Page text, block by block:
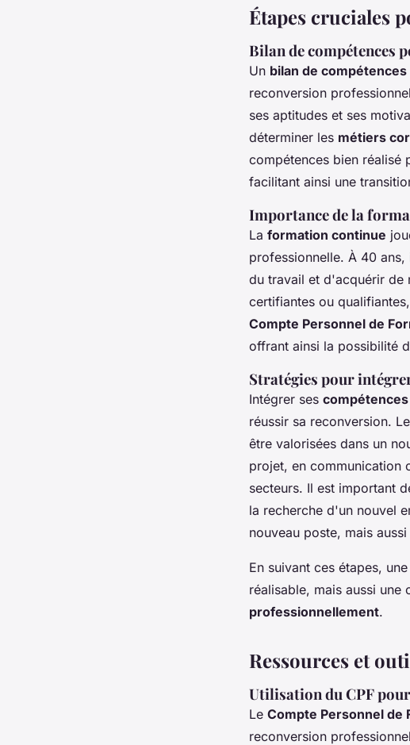
Étapes cruciales
Bilan de compétences
Un bilan de compétences
reconversion
ses aptitudes et ses
déterminer les métiers
compétences bien réalisé
facilitant ainsi une
Importance de la
La formation continue
professionnelle. À 40
du travail et d'acquérir de
certifiantes ou
Compte Personnel de
offrant ainsi la possibilité
Stratégies pour
Intégrer ses
réussir sa reconversion.
être valorisées dans un
projet, en communication
secteurs. Il est important
la recherche d'un nouvel
nouveau poste, mais
En suivant ces étapes,
réalisable, mais aussi une
professionnellement.
Ressources et
Utilisation du CPF
Le Compte Personnel de
reconversion